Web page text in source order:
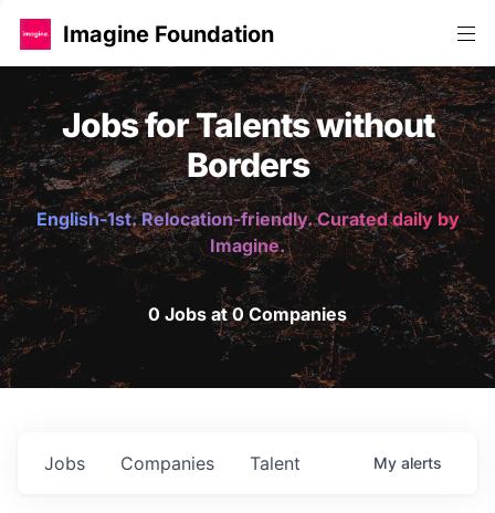
Imagine Foundation
Jobs for Talents without
Borders
English-1st. Relocation-friendly. Curated daily by
Imagine.
0 Jobs at 0 Companies
Jobs Companies Talent My alerts